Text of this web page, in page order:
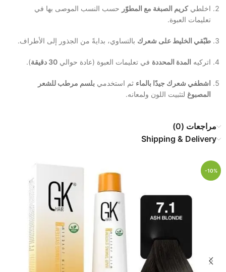
اخلطيكريم الصبغة مع المطوّر حسب النسب الموصى بها في
تعليمات العبوة.
طبّقي الخليط على شعرك بالتساوي، بدايةً من الجذور إلى الأطراف.
اتركيه المدة المحددة في تعليمات العبوة (عادة حوالي 30 دقيقة ).
اشطفي شعرك جيدًا بالماء ثم استخدمي بلسم مرطب للشعر
المصبوغ لتثبيت اللون ولمعانه.
مراجعات (0)
Shipping & Delivery
-10%